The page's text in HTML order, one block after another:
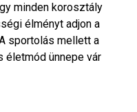
minden korosztály
élményt adjon a
sportolás mellett a
ünnepe vár